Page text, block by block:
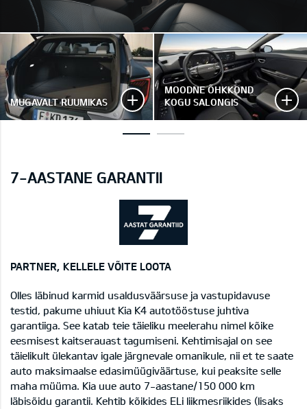
MUGAVALT RUUMIKAS
MOODNE ÕHKKOND
KOGU SALONGIS
7-AASTANE GARANTII
PARTNER, KELLELE VÕITE LOOTA
Olles läbinud karmid usaldusväärsuse ja vastupidavuse
testid, pakume uhiuut Kia K4 autotööstuse juhtiva
garantiiga. See katab teie täieliku meelerahu nimel kõike
eesmisest kaitserauast tagumiseni. Kehtimisajal on see
täielikult ülekantav igale järgnevale omanikule, nii et te saate
auto maksimaalse edasimüügiväärtuse, kui peaksite selle
maha müüma. Kia uue auto 7-aastane/150 000 km
läbisõidu garantii. Kehtib kõikides ELi liikmesriikides (lisaks